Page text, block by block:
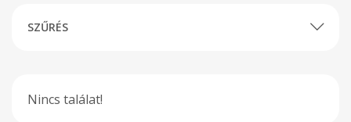
SZŰRÉS
Nincs találat!